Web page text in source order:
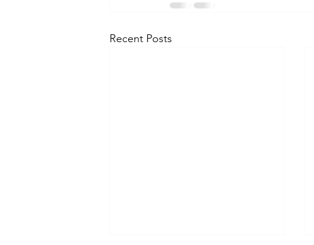
Recent Posts